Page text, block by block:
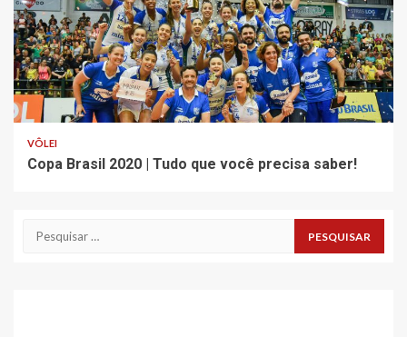
VÔLEI
Copa Brasil 2020 | Tudo que você precisa saber!
Pesquisar